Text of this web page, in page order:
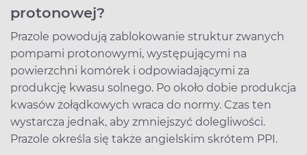
protonowej?
Prazole powodują zablokowanie struktur zwanych
pompami protonowymi, występującymi na
powierzchni komórek i odpowiadającymi za
produkcję kwasu solnego. Po około dobie produkcja
kwasów żołądkowych wraca do normy. Czas ten
wystarcza jednak, aby zmniejszyć dolegliwości.
Prazole określa się także angielskim skrótem PPI.